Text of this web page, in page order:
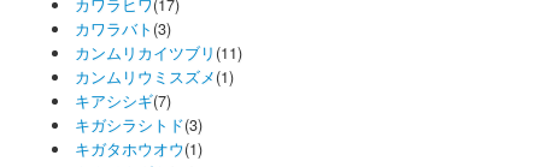
カワラヒワ(17)
カワラバト (3)
カンムリカイツブリ (11)
カンムリウミスズメ(1)
キアシシギ(7)
キガシラシトド(3)
キガタホウオウ(1)